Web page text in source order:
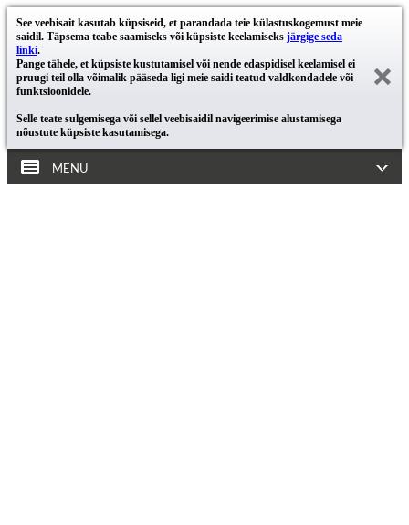
See veebisait kasutab küpsiseid, et parandada teie külastuskogemust meie
saidil. Täpsema teabe saamiseks või küpsiste keelamiseks järgige seda
linki.
Pange tähele, et küpsiste kustutamisel või nende edaspidisel keelamisel ei
pruugi teil olla võimalik pääseda ligi meie saidi teatud valdkondadele või
funktsioonidele.
Selle teate sulgemisega või sellel veebisaidil navigeerimise alustamisega
nõustute küpsiste kasutamisega.
MENU